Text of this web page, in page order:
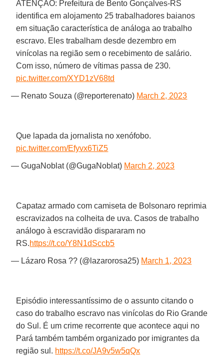
ATENÇÃO: Prefeitura de Bento Gonçalves-RS
identifica em alojamento 25 trabalhadores baianos
em situação característica de análoga ao trabalho
escravo. Eles trabalham desde dezembro em
vinícolas na região sem o recebimento de salário.
Com isso, número de vítimas passa de 230.
pic.twitter.com/XYD1zV68td
— Renato Souza (@reporterenato) March 2, 2023
Que lapada da jornalista no xenófobo.
pic.twitter.com/Efyvx6TiZ5
— GugaNoblat (@GugaNoblat) March 2, 2023
Capataz armado com camiseta de Bolsonaro reprimia
escravizados na colheita de uva. Casos de trabalho
análogo à escravidão dispararam no
RS.https://t.co/Y8N1dSccb5
— Lázaro Rosa ?? (@lazarorosa25) March 1, 2023
Episódio interessantíssimo de o assunto citando o
caso do trabalho escravo nas vinícolas do Rio Grande
do Sul. É um crime recorrente que acontece aqui no
Pará também também organizado por imigrantes da
região sul. https://t.co/JA9v5w5qQx